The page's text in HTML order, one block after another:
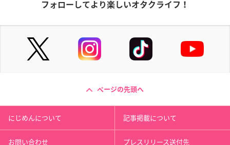
フォローしてより楽しいオタクライフ！
ページの先頭へ
にじめんについて 記事掲載について
お問い合わせ プレスリリース送付先